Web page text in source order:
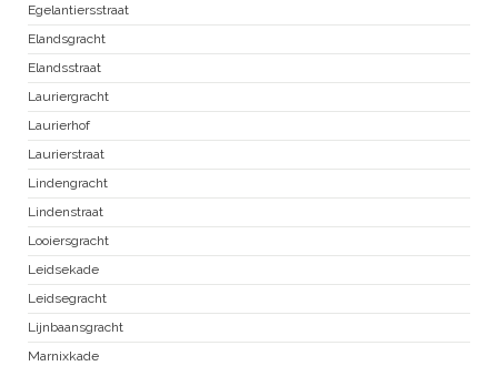
Egelantiersstraat
Elandsgracht
Elandsstraat
Lauriergracht
Laurierhof
Laurierstraat
Lindengracht
Lindenstraat
Looiersgracht
Leidsekade
Leidsegracht
Lijnbaansgracht
Marnixkade